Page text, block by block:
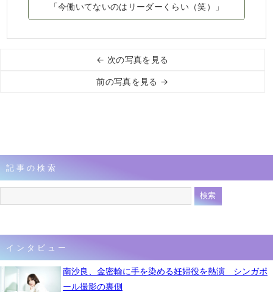
「今働いてないのはリーダーくらい（笑）」
← 次の写真を見る
前の写真を見る →
記事の検索
インタビュー
南沙良、金密輸に手を染める妊婦役を熱演 シンガポ
ール撮影の裏側